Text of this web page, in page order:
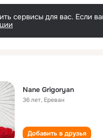
сервисы для вас. Если
Nane Grigoryan
36 лет, Ереван
Добавить в друзья